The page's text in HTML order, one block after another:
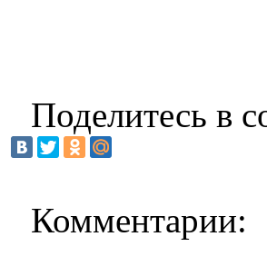
Поделитесь в
Комментарии: